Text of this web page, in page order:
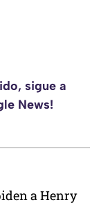
sigue a
News!
a Henry